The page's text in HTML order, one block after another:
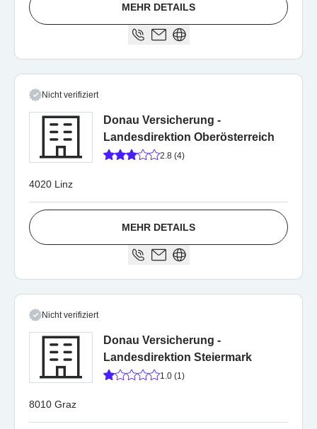
MEHR DETAILS
Nicht verifiziert
Donau Versicherung -
Landesdirektion Oberösterreich
2.8 (4)
4020 Linz
MEHR DETAILS
Nicht verifiziert
Donau Versicherung -
Landesdirektion Steiermark
1.0 (1)
8010 Graz